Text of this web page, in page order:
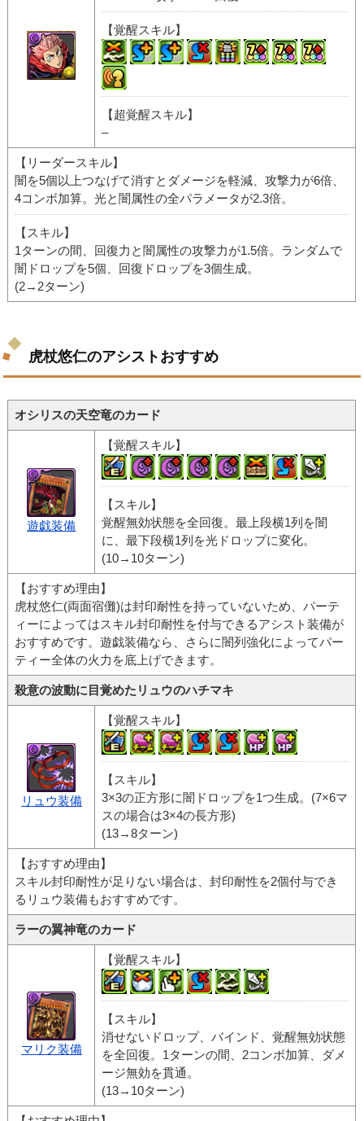
【覚醒スキル】
【超覚醒スキル】
–
【リーダースキル】
闇を5個以上つなげて消すとダメージを軽減、攻撃力が6倍、
4コンボ加算。光と闇属性の全パラメータが2.3倍。
【スキル】
1ターンの間、回復力と闇属性の攻撃力が1.5倍。ランダムで
闇ドロップを5個、回復ドロップを3個生成。
(2→2ターン)
虎杖悠仁のアシストおすすめ
オシリスの天空竜のカード
遊戯装備
【覚醒スキル】
【スキル】
覚醒無効状態を全回復。最上段横1列を闇
に、最下段横1列を光ドロップに変化。
(10→10ターン)
【おすすめ理由】
虎杖悠仁(両面宿儺)は封印耐性を持っていないため、パーテ
ィーによってはスキル封印耐性を付与できるアシスト装備が
おすすめです。遊戯装備なら、さらに闇列強化によってパー
ティー全体の火力を底上げできます。
殺意の波動に目覚めたリュウのハチマキ
リュウ装備
【覚醒スキル】
【スキル】
3×3の正方形に闇ドロップを1つ生成。(7×6マ
スの場合は3×4の長方形)
(13→8ターン)
【おすすめ理由】
スキル封印耐性が足りない場合は、封印耐性を2個付与でき
るリュウ装備もおすすめです。
ラーの翼神竜のカード
マリク装備
【覚醒スキル】
【スキル】
消せないドロップ、バインド、覚醒無効状態
を全回復。1ターンの間、2コンボ加算、ダメ
ージ無効を貫通。
(13→10ターン)